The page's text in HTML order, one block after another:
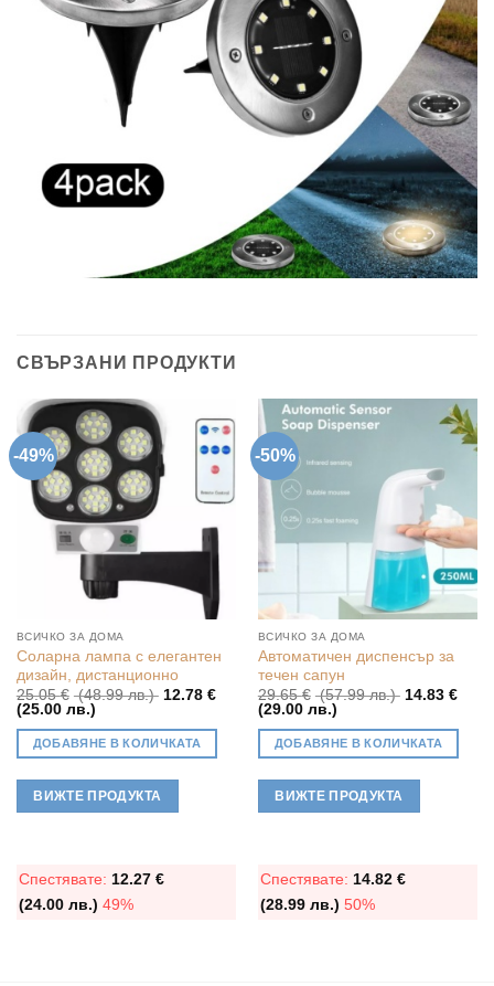
СВЪРЗАНИ ПРОДУКТИ
-49%
ВСИЧКО ЗА ДОМА
Соларна лампа с елегантен
дизайн, дистанционно
25.05€ (48.99 лв.) Original
25.05 €
(48.99
12.78 €
(25.00 лв.)Текущата
е:
12.78 €
лв.).
ДОБАВЯНЕ В КОЛИЧКАТА
ВИЖТЕ ПРОДУКТА
Спестявате: 12.27 €
(24.00 лв.) 49%
-50%
ВСИЧКО ЗА ДОМА
Автоматичен диспенсър за
течен сапун
29.65€ (57.99 лв.) Original
29.65 €
(57.99
14.83 €
(29.00 лв.)Текущата
е:
14.83 €
лв.).
ДОБАВЯНЕ В КОЛИЧКАТА
ВИЖТЕ ПРОДУКТА
Спестявате: 14.82 €
(28.99 лв.) 50%